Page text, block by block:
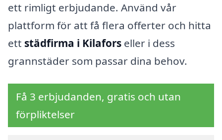
ett rimligt erbjudande. Använd vår
plattform för att få flera offerter och hitta
ett städfirma i Kilafors eller i dess
grannstäder som passar dina behov.
Få 3 erbjudanden, gratis och utan
förpliktelser